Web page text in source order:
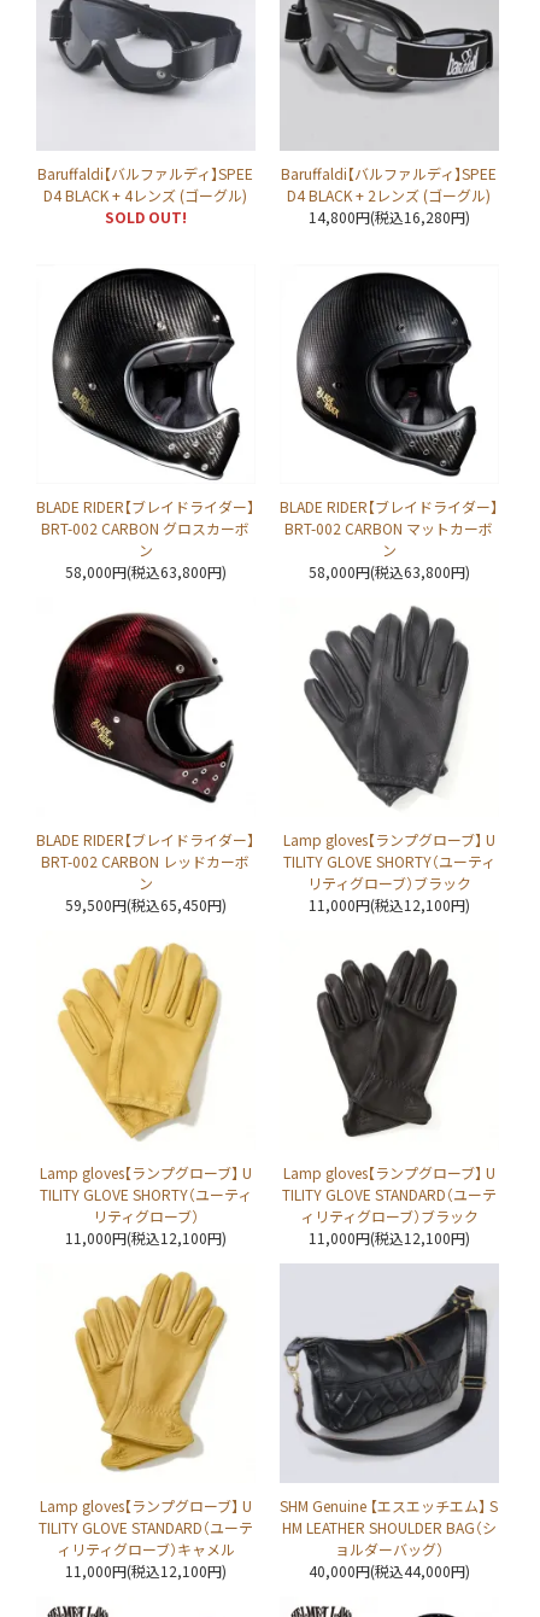
Baruffaldi【バルファルディ】SPEE
D4 BLACK + 4レンズ (ゴーグル)
SOLD OUT!
Baruffaldi【バルファルディ】SPEE
D4 BLACK + 2レンズ (ゴーグル)
14,800円(税込16,280円)
BLADE RIDER【ブレイドライダー】
BRT-002 CARBON グロスカーボ
ン
58,000円(税込63,800円)
BLADE RIDER【ブレイドライダー】
BRT-002 CARBON マットカーボ
ン
58,000円(税込63,800円)
BLADE RIDER【ブレイドライダー】
BRT-002 CARBON レッドカーボ
ン
59,500円(税込65,450円)
Lamp gloves【ランプグローブ】 U
TILITY GLOVE SHORTY（ユーティ
リティグローブ）ブラック
11,000円(税込12,100円)
Lamp gloves【ランプグローブ】 U
TILITY GLOVE SHORTY（ユーティ
リティグローブ）
11,000円(税込12,100円)
Lamp gloves【ランプグローブ】 U
TILITY GLOVE STANDARD（ユーテ
ィリティグローブ）ブラック
11,000円(税込12,100円)
Lamp gloves【ランプグローブ】 U
TILITY GLOVE STANDARD（ユーテ
ィリティグローブ）キャメル
11,000円(税込12,100円)
SHM Genuine 【エスエッチエム】 S
HM LEATHER SHOULDER BAG（シ
ョルダーバッグ）
40,000円(税込44,000円)